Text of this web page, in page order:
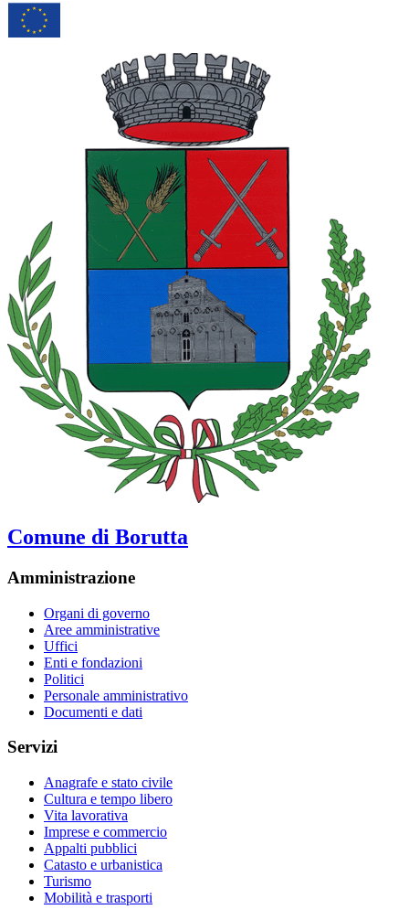
Comune di Borutta
Amministrazione
Organi di governo
Aree amministrative
Uffici
Enti e fondazioni
Politici
Personale amministrativo
Documenti e dati
Servizi
Anagrafe e stato civile
Cultura e tempo libero
Vita lavorativa
Imprese e commercio
Appalti pubblici
Catasto e urbanistica
Turismo
Mobilità e trasporti